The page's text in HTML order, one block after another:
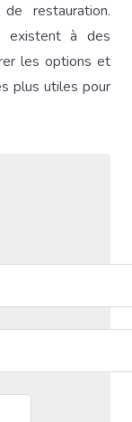
restauration.
existent à des
les options et
plus utiles pour